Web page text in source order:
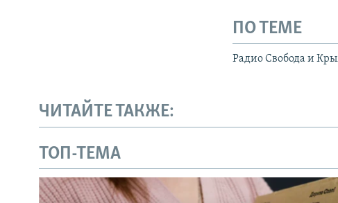
ПО ТЕМЕ
Радио Свобода и
ЧИТАЙТЕ ТАКЖЕ:
ТОП-ТЕМА